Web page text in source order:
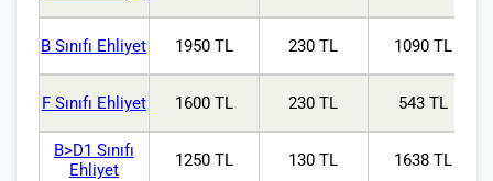
B Sınıfı Ehliyet 1950 TL 230 TL 1090 TL
F Sınıfı Ehliyet 1600 TL 230 TL 543 TL
B>D1 Sınıfı
Ehliyet
1250 TL 130 TL 1638 TL